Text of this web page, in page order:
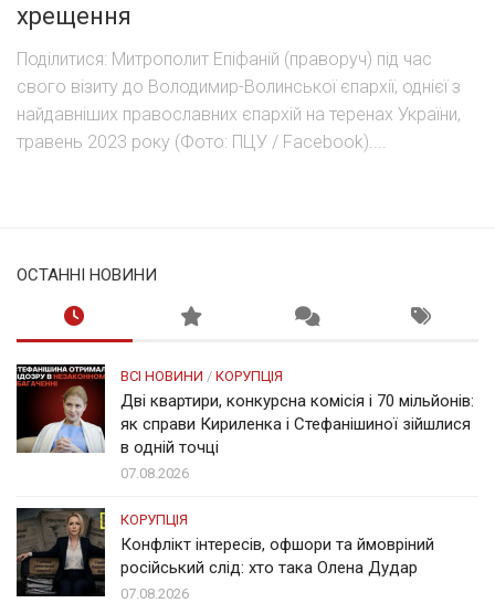
хрещення
Поділитися: Митрополит Епіфаній (праворуч) під час
свого візиту до Володимир-Волинської єпархії, однієї з
найдавніших православних єпархій на теренах України,
травень 2023 року (Фото: ПЦУ / Facebook)....
ОСТАННІ НОВИНИ
ВСІ НОВИНИ / КОРУПЦІЯ
Дві квартири, конкурсна комісія і 70 мільйонів:
як справи Кириленка і Стефанішиної зійшлися
в одній точці
07.08.2026
КОРУПЦІЯ
Конфлікт інтересів, офшори та ймовріний
російський слід: хто така Олена Дудар
07.08.2026